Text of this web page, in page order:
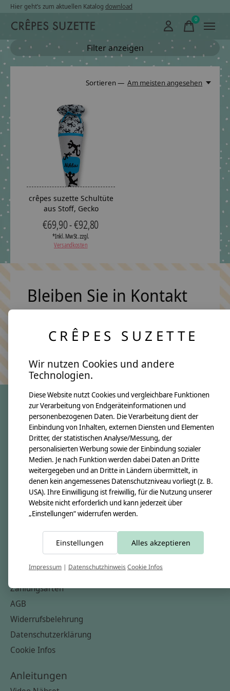
Hier geht’s zum aktuellen Katalog download
0items
Filter anzeigen
Sortieren — Am meisten angesehen
crêpes suzette Schultüte
aus Stoff, Gecko
€69,90 - €92,80
*Inkl. MwSt. zzgl.
Versandkosten
Bleiben Sie in Kontakt
crêpes suzette
Über uns
Unsere Creppies
Nähkästchen
Unsere Stoffe
Impressum
Versandkosten & Rücksendungen
Zahlungsarten
AGB
Widerrufsbelehrung
Datenschutzerklärung
Cookie Infos
Anleitungen
CRÊPES SUZETTE
Wir nutzen Cookies und andere
Technologien.
Diese Website nutzt Cookies und vergleichbare Funktionen
zur Verarbeitung von Endgeräteinformationen und
personenbezogenen Daten. Die Verarbeitung dient der
Einbindung von Inhalten, externen Diensten und Elementen
Dritter, der statistischen Analyse/Messung, der
personalisierten Werbung sowie der Einbindung sozialer
Medien. Je nach Funktion werden dabei Daten an Dritte
weitergegeben und an Dritte in Ländern übermittelt, in
denen kein angemessenes Datenschutzniveau vorliegt (z. B.
USA). Ihre Einwilligung ist freiwillig, für die Nutzung unserer
Website nicht erforderlich und kann jederzeit über
„Einstellungen“ widerrufen werden.
Einstellungen Alles akzeptieren
Impressum | DatenschutzhinweisCookie Infos